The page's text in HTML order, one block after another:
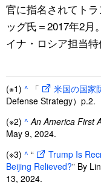
官に指名されてト
ッグ氏＝2017年2月
イナ・ロシア担当特
(※1) ^ 「 米国の国家
Defense Strategy）p.2.
(※2) ^ An America First
May 9, 2024.
(※3) ^ “
Trump Is
Beijing Relieved?” By
13, 2024.